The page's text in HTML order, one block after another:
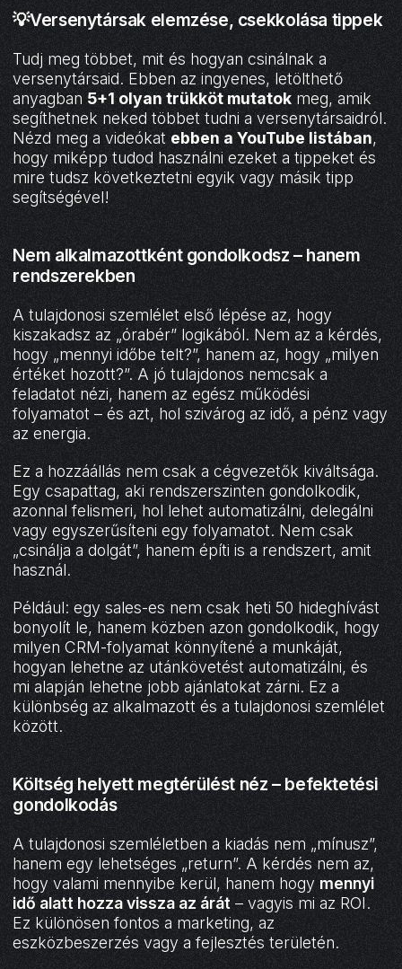
💡Versenytársak elemzése, csekkolása tippek
Tudj meg többet, mit és hogyan csinálnak a
versenytársaid. Ebben az ingyenes, letölthető
anyagban 5+1 olyan trükköt mutatok meg, amik
segíthetnek neked többet tudni a versenytársaidról.
Nézd meg a videókat ebben a YouTube listában,
hogy miképp tudod használni ezeket a tippeket és
mire tudsz következtetni egyik vagy másik tipp
segítségével!
Nem alkalmazottként gondolkodsz – hanem
rendszerekben
A tulajdonosi szemlélet első lépése az, hogy
kiszakadsz az „órabér” logikából. Nem az a kérdés,
hogy „mennyi időbe telt?”, hanem az, hogy „milyen
értéket hozott?”. A jó tulajdonos nemcsak a
feladatot nézi, hanem az egész működési
folyamatot – és azt, hol szivárog az idő, a pénz vagy
az energia.
Ez a hozzáállás nem csak a cégvezetők kiváltsága.
Egy csapattag, aki rendszerszinten gondolkodik,
azonnal felismeri, hol lehet automatizálni, delegálni
vagy egyszerűsíteni egy folyamatot. Nem csak
„csinálja a dolgát”, hanem építi is a rendszert, amit
használ.
Például: egy sales-es nem csak heti 50 hideghívást
bonyolít le, hanem közben azon gondolkodik, hogy
milyen CRM-folyamat könnyítené a munkáját,
hogyan lehetne az utánkövetést automatizálni, és
mi alapján lehetne jobb ajánlatokat zárni. Ez a
különbség az alkalmazott és a tulajdonosi szemlélet
között.
Költség helyett megtérülést néz – befektetési
gondolkodás
A tulajdonosi szemléletben a kiadás nem „mínusz”,
hanem egy lehetséges „return”. A kérdés nem az,
hogy valami mennyibe kerül, hanem hogy mennyi
idő alatt hozza vissza az árát – vagyis mi az ROI.
Ez különösen fontos a marketing, az
eszközbeszerzés vagy a fejlesztés területén.